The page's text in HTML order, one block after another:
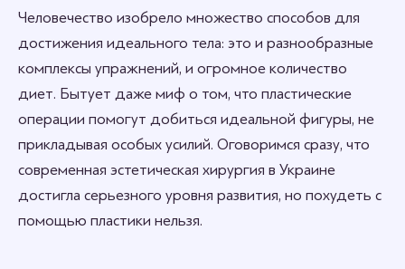
Человечество изобрело множество способов для
достижения идеального тела: это и разнообразные
комплексы упражнений, и огромное количество
диет. Бытует даже миф о том, что пластические
операции помогут добиться идеальной фигуры, не
прикладывая особых усилий. Оговоримся сразу, что
современная эстетическая хирургия в Украине
достигла серьезного уровня развития, но похудеть с
помощью пластики нельзя.